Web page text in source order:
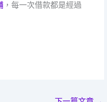
，每一次借款都是經過